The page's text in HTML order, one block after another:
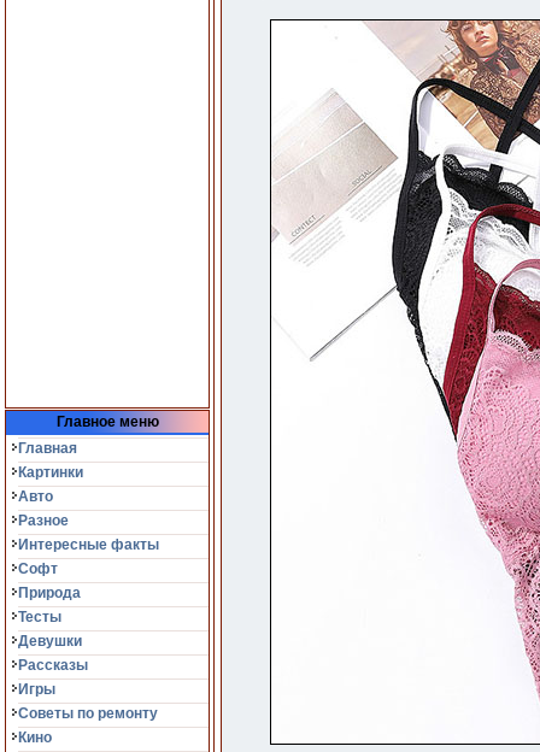
Главное меню
Главная
Картинки
Авто
Разное
Интересные факты
Софт
Природа
Тесты
Девушки
Рассказы
Игры
Советы по ремонту
Кино